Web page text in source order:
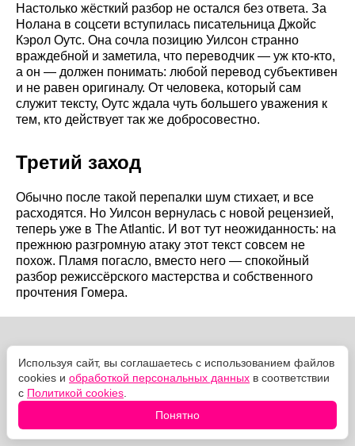
Настолько жёсткий разбор не остался без ответа. За
Нолана в соцсети вступилась писательница Джойс
Кэрол Оутс. Она сочла позицию Уилсон странно
враждебной и заметила, что переводчик — уж кто-кто,
а он — должен понимать: любой перевод субъективен
и не равен оригиналу. От человека, который сам
служит тексту, Оутс ждала чуть большего уважения к
тем, кто действует так же добросовестно.
Третий заход
Обычно после такой перепалки шум стихает, и все
расходятся. Но Уилсон вернулась с новой рецензией,
теперь уже в The Atlantic. И вот тут неожиданность: на
прежнюю разгромную атаку этот текст совсем не
похож. Пламя погасло, вместо него — спокойный
разбор режиссёрского мастерства и собственного
прочтения Гомера.
Используя сайт, вы соглашаетесь с использованием файлов
cookies и обработкой персональных данных в соответствии
с Политикой cookies
Понятно